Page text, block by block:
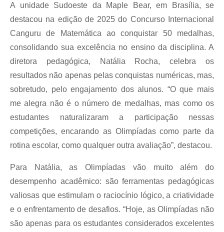
A unidade Sudoeste da Maple Bear, em Brasília, se
destacou na edição de 2025 do Concurso Internacional
Canguru de Matemática ao conquistar 50 medalhas,
consolidando sua excelência no ensino da disciplina. A
diretora pedagógica, Natália Rocha, celebra os
resultados não apenas pelas conquistas numéricas, mas,
sobretudo, pelo engajamento dos alunos. “O que mais
me alegra não é o número de medalhas, mas como os
estudantes naturalizaram a participação nessas
competições, encarando as Olimpíadas como parte da
rotina escolar, como qualquer outra avaliação”, destacou.
Para Natália, as Olimpíadas vão muito além do
desempenho acadêmico: são ferramentas pedagógicas
valiosas que estimulam o raciocínio lógico, a criatividade
e o enfrentamento de desafios. “Hoje, as Olimpíadas não
são apenas para os estudantes considerados excelentes